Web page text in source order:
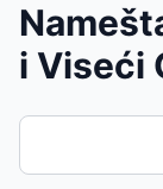
i Viseći